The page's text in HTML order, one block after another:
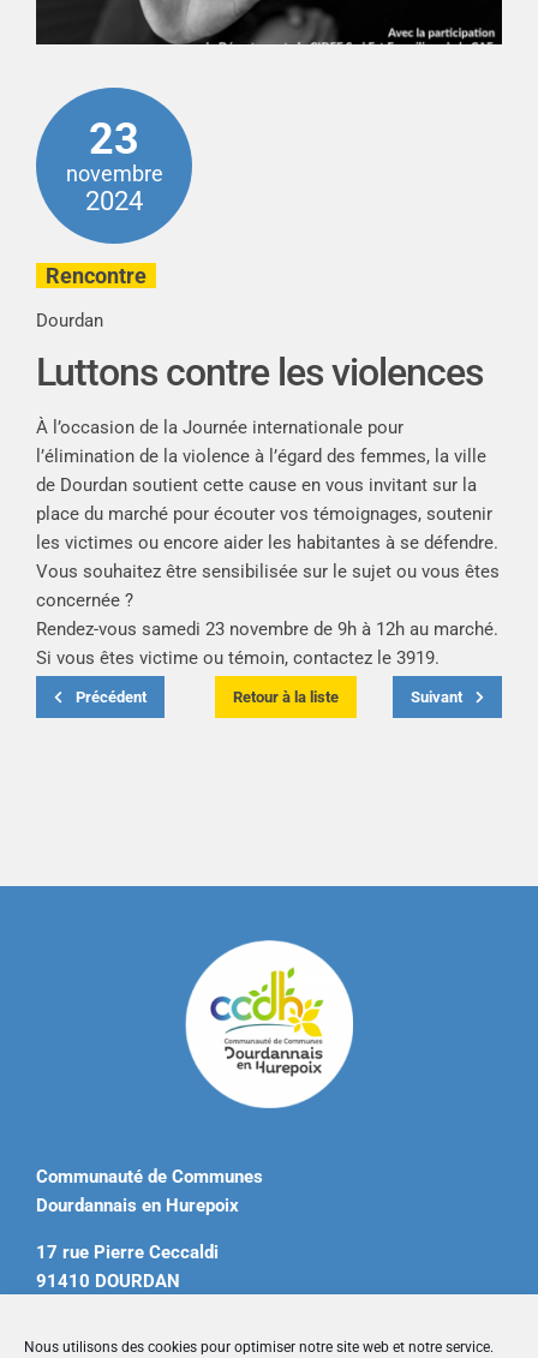
Nous utilisons des cookies pour optimiser notre site web et notre service.
23
novembre
2024
Rencontre
Dourdan
Luttons contre les violences
À l’occasion de la Journée internationale pour
l’élimination de la violence à l’égard des femmes, la ville
de Dourdan soutient cette cause en vous invitant sur la
place du marché pour écouter vos témoignages, soutenir
les victimes ou encore aider les habitantes à se défendre.
Vous souhaitez être sensibilisée sur le sujet ou vous êtes
concernée ?
Rendez-vous samedi 23 novembre de 9h à 12h au marché.
Si vous êtes victime ou témoin, contactez le 3919.
Précédent Retour à la liste Suivant
Communauté de Communes
Dourdannais en Hurepoix
17 rue Pierre Ceccaldi
91410 DOURDAN